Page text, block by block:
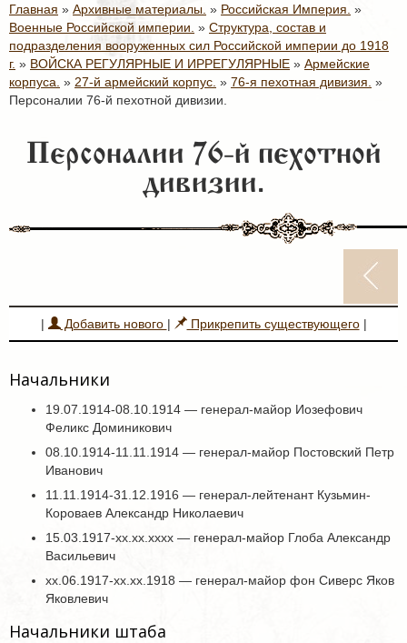
Главная » Архивные материалы. » Российская Империя. »
Военные Российской империи. » Структура, состав и
подразделения вооруженных сил Российской империи до 1918
г. » ВОЙСКА РЕГУЛЯРНЫЕ И ИРРЕГУЛЯРНЫЕ » Армейские
корпуса. » 27-й армейский корпус. » 76-я пехотная дивизия. »
Персоналии 76-й пехотной дивизии.
Персоналии 76-й пехотной
дивизии.
| Добавить нового | Прикрепить существующего|
Начальники
19.07.1914-08.10.1914 — генерал-майор Иозефович
Феликс Доминикович
08.10.1914-11.11.1914 — генерал-майор Постовский Петр
Иванович
11.11.1914-31.12.1916 — генерал-лейтенант Кузьмин-
Короваев Александр Николаевич
15.03.1917-хх.хх.хххх — генерал-майор Глоба Александр
Васильевич
хх.06.1917-хх.хх.1918 — генерал-майор фон Сиверс Яков
Яковлевич
Начальники штаба